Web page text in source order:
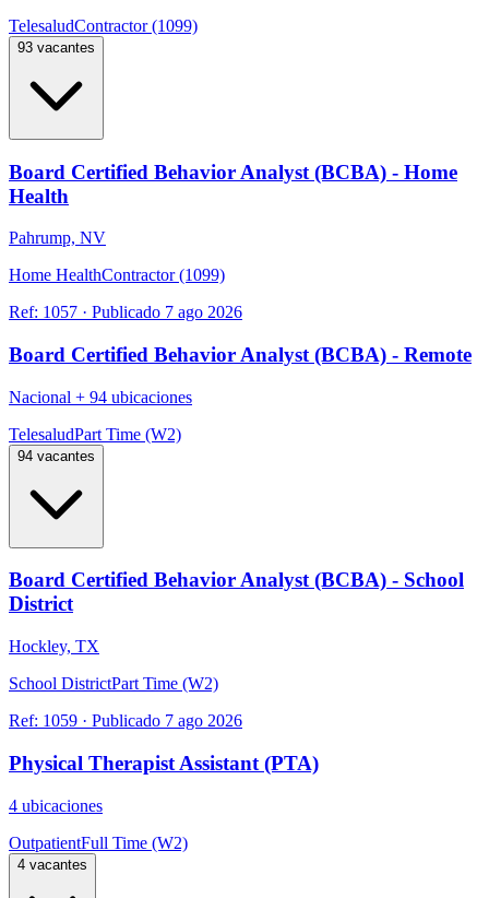
TelesaludContractor (1099)
93 vacantes
Board Certified Behavior Analyst (BCBA) - Home
Health
Pahrump, NV
Home HealthContractor (1099)
Ref: 1057 · Publicado 7 ago 2026
Board Certified Behavior Analyst (BCBA) - Remote
Nacional + 94 ubicaciones
TelesaludPart Time (W2)
94 vacantes
Board Certified Behavior Analyst (BCBA) - School
District
Hockley, TX
School DistrictPart Time (W2)
Ref: 1059 · Publicado 7 ago 2026
Physical Therapist Assistant (PTA)
4 ubicaciones
OutpatientFull Time (W2)
4 vacantes